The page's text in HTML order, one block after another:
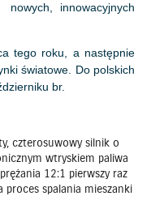
innowacyjnych
tego roku, a następnie
światowe. Do polskich
br.
czterosuwowy silnik o
wtryskiem paliwa
12:1 pierwszy raz
spalania mieszanki